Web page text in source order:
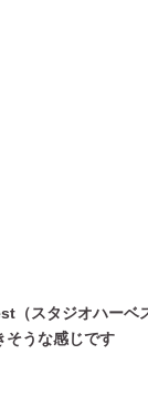
スタジオハーベ
そうな感じです